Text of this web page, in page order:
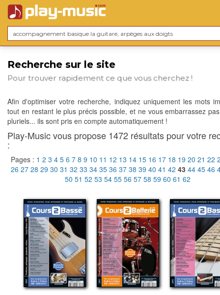
Recherche sur le site
Pour trouver rapidement ce que vous cherchez !
Afin d'optimiser votre recherche, indiquez uniquement les mots
tout en restant le plus précis possible, et ne vous embarrassez
pluriels... ils sont pris en compte automatiquement !
Play-Music vous propose 1472 résultats pour votre
:
Pages : 1 2 3 4 5 6 7 8 9 10 11 12 13 14 15 16 17 18 19 20 21 22
26 27 28 29 30 31 32 33 34 35 36 37 38 39 40 41 42 43 44 45 46
50 51 52 53 54 55 56 57 58 59 60 61 62